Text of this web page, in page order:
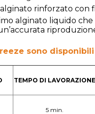
rinforzato con
alginato liquido
sono
TEMPO DI LAVORAZIONE
5 min.